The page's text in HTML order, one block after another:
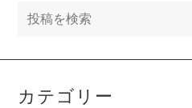
カテゴリー